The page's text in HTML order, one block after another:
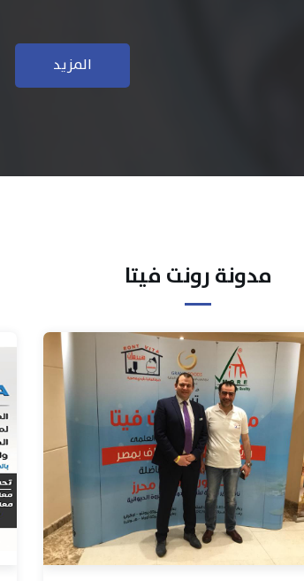
المزيد
مدونة رونت فيتا